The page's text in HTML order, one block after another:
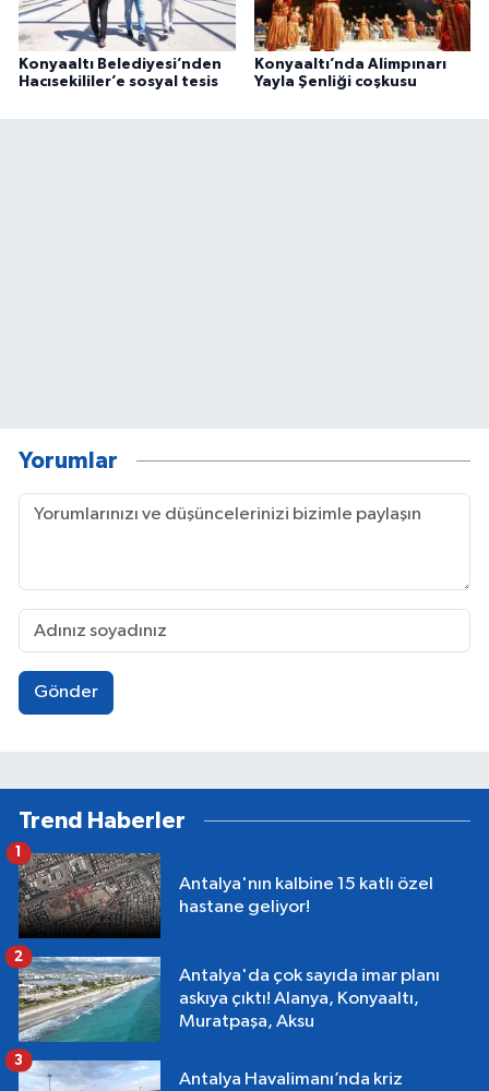
Konyaaltı Belediyesi’nden
Hacısekililer’e sosyal tesis
Konyaaltı’nda Alimpınarı
Yayla Şenliği coşkusu
Yorumlar
Gönder
Trend Haberler
Antalya'nın kalbine 15 katlı özel
hastane geliyor!
1
Antalya'da çok sayıda imar planı
askıya çıktı! Alanya, Konyaaltı,
Muratpaşa, Aksu
2
Antalya Havalimanı’nda kriz
3